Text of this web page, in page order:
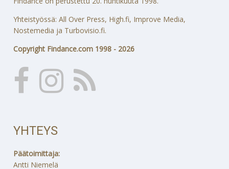
Yhteistyössä: All Over Press, High.fi, Improve Media,
Nostemedia ja Turbovisio.fi.
Copyright Findance.com 1998 - 2026
YHTEYS
Päätoimittaja:
Antti Niemelä